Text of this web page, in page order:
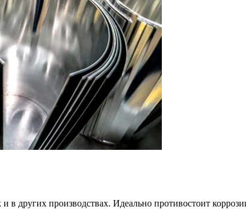
других производствах. Идеально противостоит